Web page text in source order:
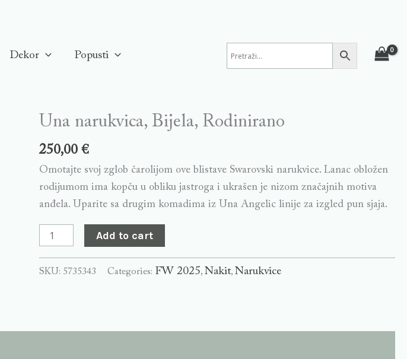
Dekor Popusti
Una narukvica, Bijela, Rodinirano
250,00€
Omotajte svoj zglob čarolijom ove blistave Swarovski narukvice. Lanac obložen
rodijumom ima kopču u obliku jastroga i ukrašen je nizom značajnih motiva
anđela. Uparite sa drugim komadima iz Una Angelic linije za izgled pun sjaja.
Una
Bijela,
Rodinirano
quantity
Add to cart
SKU: 5735343 Categories: FW 2025,Nakit,Narukvice